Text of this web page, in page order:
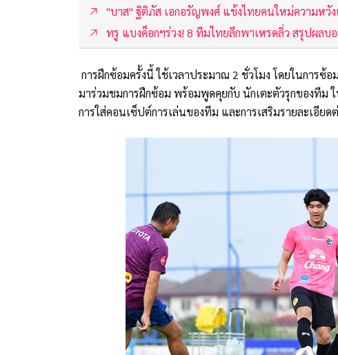
"บาส" ฐิติภัส เอกอรัญพงศ์ แข้งไทยคนใหม่ความหวัง
ทรู แบงค็อกฯร่วง! 8 ทีมไทยลีกพาเหรดลิ่ว สรุปผลบ
การฝึกซ้อมครั้งนี้ ใช้เวลาประมาณ 2 ชั่วโมง โดยในการซ้
มาร่วมชมการฝึกซ้อม พร้อมพูดคุยกับ นักเตะตัวรุกของทีม
การใส่คอนเซ็ปต์การเล่นของทีม และการเสริมรายละเอียด